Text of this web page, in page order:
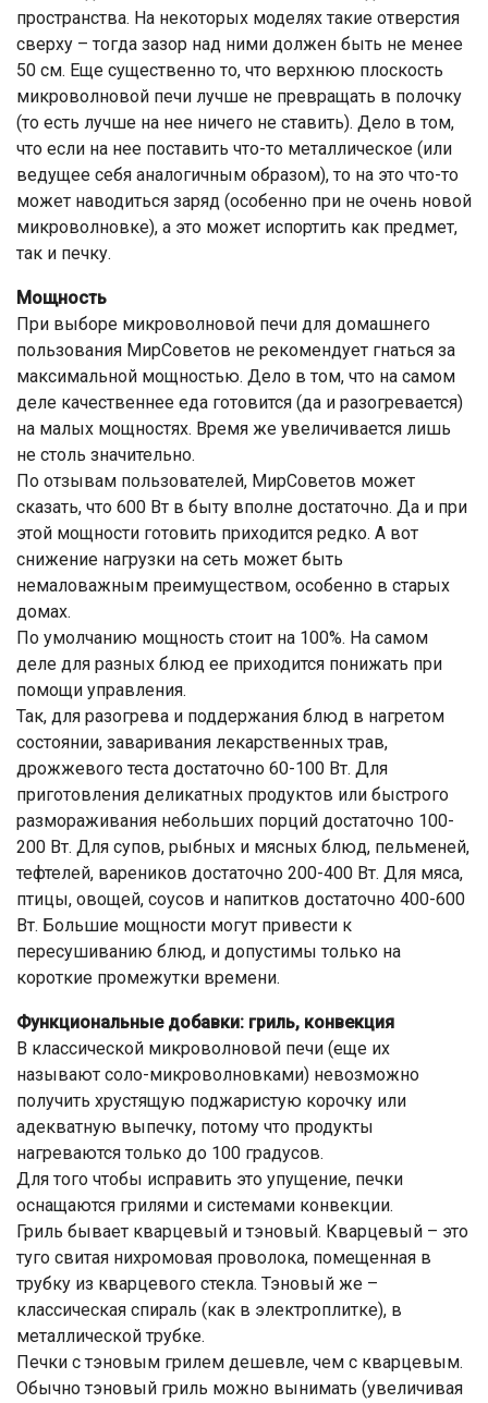
пространства. На некоторых моделях такие отверстия
сверху – тогда зазор над ними должен быть не менее
50 см. Еще существенно то, что верхнюю плоскость
микроволновой печи лучше не превращать в полочку
(то есть лучше на нее ничего не ставить). Дело в том,
что если на нее поставить что-то металлическое (или
ведущее себя аналогичным образом), то на это что-то
может наводиться заряд (особенно при не очень новой
микроволновке), а это может испортить как предмет,
так и печку.
Мощность
При выборе микроволновой печи для домашнего
пользования МирСоветов не рекомендует гнаться за
максимальной мощностью. Дело в том, что на самом
деле качественнее еда готовится (да и разогревается)
на малых мощностях. Время же увеличивается лишь
не столь значительно.
По отзывам пользователей, МирСоветов может
сказать, что 600 Вт в быту вполне достаточно. Да и при
этой мощности готовить приходится редко. А вот
снижение нагрузки на сеть может быть
немаловажным преимуществом, особенно в старых
домах.
По умолчанию мощность стоит на 100%. На самом
деле для разных блюд ее приходится понижать при
помощи управления.
Так, для разогрева и поддержания блюд в нагретом
состоянии, заваривания лекарственных трав,
дрожжевого теста достаточно 60-100 Вт. Для
приготовления деликатных продуктов или быстрого
размораживания небольших порций достаточно 100-
200 Вт. Для супов, рыбных и мясных блюд, пельменей,
тефтелей, вареников достаточно 200-400 Вт. Для мяса,
птицы, овощей, соусов и напитков достаточно 400-600
Вт. Большие мощности могут привести к
пересушиванию блюд, и допустимы только на
короткие промежутки времени.
Функциональные добавки: гриль, конвекция
В классической микроволновой печи (еще их
называют соло-микроволновками) невозможно
получить хрустящую поджаристую корочку или
адекватную выпечку, потому что продукты
нагреваются только до 100 градусов.
Для того чтобы исправить это упущение, печки
оснащаются грилями и системами конвекции.
Гриль бывает кварцевый и тэновый. Кварцевый – это
туго свитая нихромовая проволока, помещенная в
трубку из кварцевого стекла. Тэновый же –
классическая спираль (как в электроплитке), в
металлической трубке.
Печки с тэновым грилем дешевле, чем с кварцевым.
Обычно тэновый гриль можно вынимать (увеличивая